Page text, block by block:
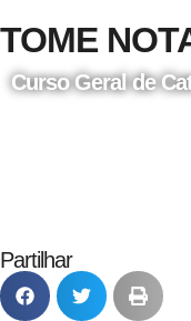
TOME
Curso Geral de
Partilhar